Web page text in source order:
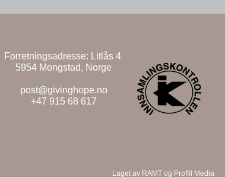
Forretningsadresse: Litlås 4
5954 Mongstad, Norge
post@givinghope.no
+47 915 68 617
Laget av RAMT og Proffil Media